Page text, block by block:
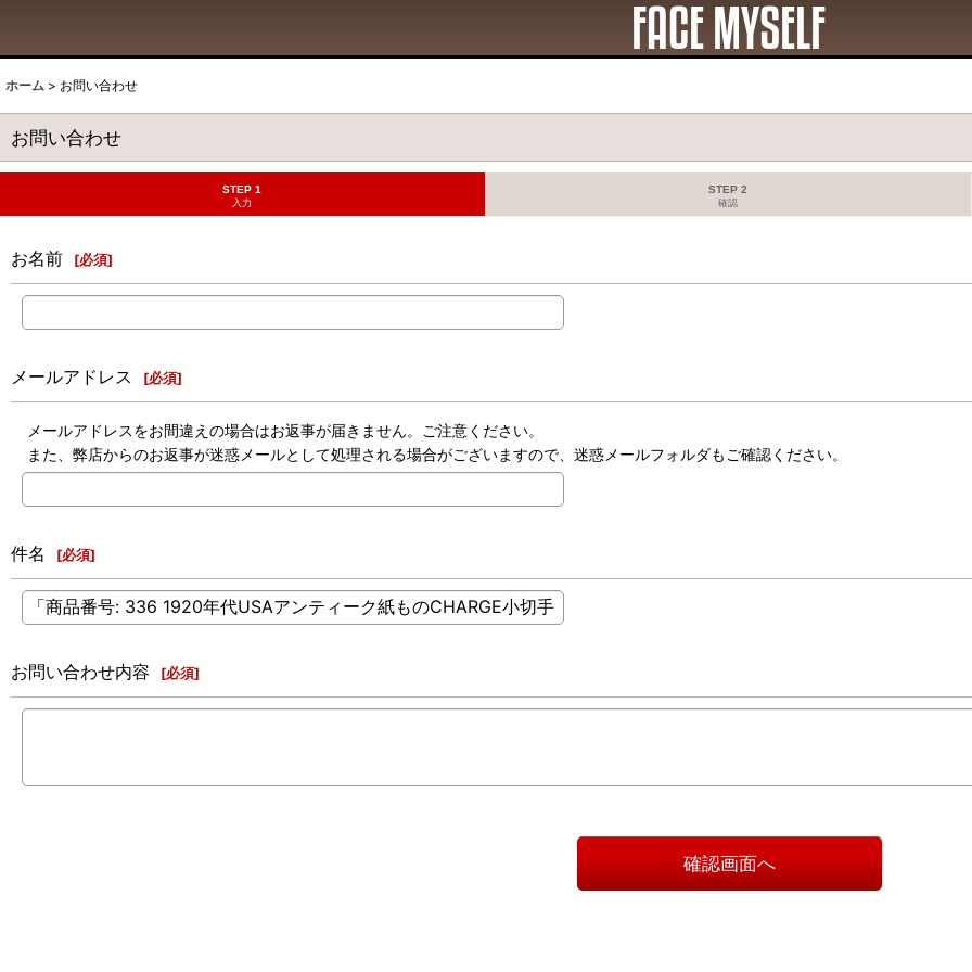
ホーム > お問い合わせ
お問い合わせ
STEP 1
入力
STEP 2
確認
お名前 [必須]
メールアドレス [必須]
メールアドレスをお間違えの場合はお返事が届きません。ご注意ください。
また、弊店からのお返事が迷惑メールとして処理される場合がございますので、迷惑メールフォルダもご確認ください。
件名 [必須]
お問い合わせ内容 [必須]
確認画面へ